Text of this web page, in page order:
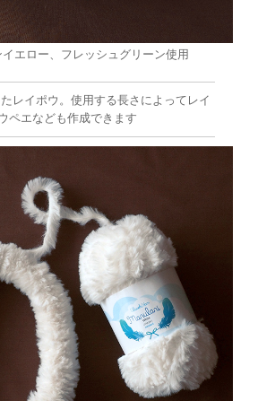
エロー、フレッシュグリーン使用
レイポウ。使用する長さによってレイ
ペエなども作成できます